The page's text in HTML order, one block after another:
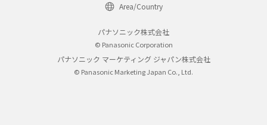
Area/Country
パナソニック株式会社
© Panasonic Corporation
パナソニック マーケティング ジャパン株式会社
© Panasonic Marketing Japan Co., Ltd.